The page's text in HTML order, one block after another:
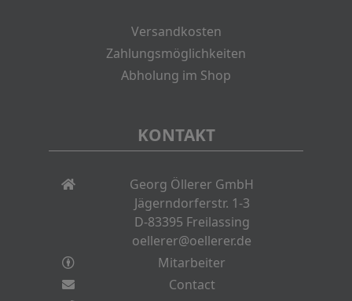
Versandkosten
Zahlungsmöglichkeiten
Abholung im Shop
KONTAKT
Georg Öllerer GmbH
Jägerndorferstr. 1-3
D-83395 Freilassing
oellerer@oellerer.de
Mitarbeiter
Contact